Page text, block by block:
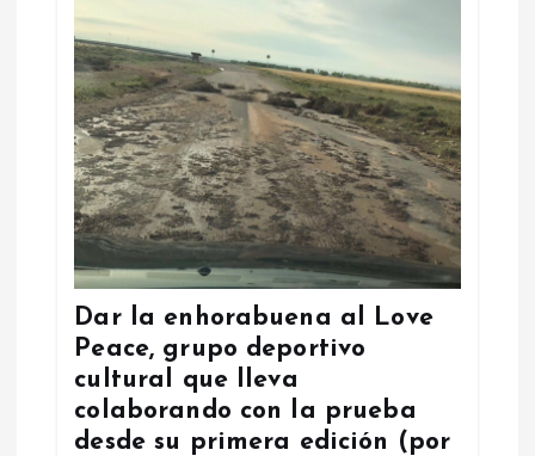
Dar la enhorabuena al Love
Peace, grupo deportivo
cultural que lleva
colaborando con la prueba
desde su primera edición (por